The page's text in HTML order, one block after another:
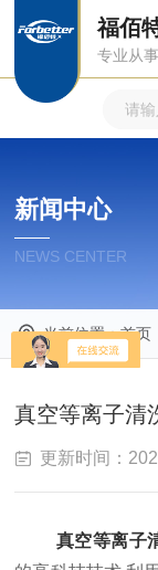
福佰
专业从
新闻中心
NEWS CENTER
当前位置：首页
真空等离子清
更新时间：
真空等离子